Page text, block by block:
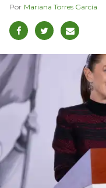
Mariana Torres García